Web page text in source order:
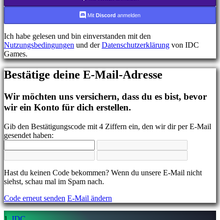
FR
IT
KO
NL
NO
PL
PT
RU
SR
SV
TR
UK
Das
Das
Mit Discord anmelden
Ich habe gelesen und bin einverstanden mit den
Nutzungsbedingungen und derDatenschutzerklärung von IDC
Games.
Bestätige deine E-Mail-Adresse
Wir möchten uns versichern, dass du es bist, bevor
wir ein Konto für dich erstellen.
Gib den Bestätigungscode mit 4 Ziffern ein, den wir dir per E-Mail
gesendet haben:
Hast du keinen Code bekommen? Wenn du unsere E-Mail nicht
siehst, schau mal im Spam nach.
Code erneut senden E-Mail ändern